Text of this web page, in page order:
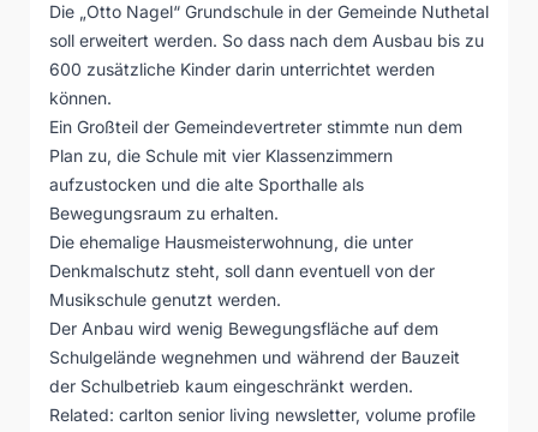
Die „Otto Nagel“ Grundschule in der Gemeinde Nuthetal
soll erweitert werden. So dass nach dem Ausbau bis zu
600 zusätzliche Kinder darin unterrichtet werden
können.
Ein Großteil der Gemeindevertreter stimmte nun dem
Plan zu, die Schule mit vier Klassenzimmern
aufzustocken und die alte Sporthalle als
Bewegungsraum zu erhalten.
Die ehemalige Hausmeisterwohnung, die unter
Denkmalschutz steht, soll dann eventuell von der
Musikschule genutzt werden.
Der Anbau wird wenig Bewegungsfläche auf dem
Schulgelände wegnehmen und während der Bauzeit
der Schulbetrieb kaum eingeschränkt werden.
Related: carlton senior living newsletter, volume profile